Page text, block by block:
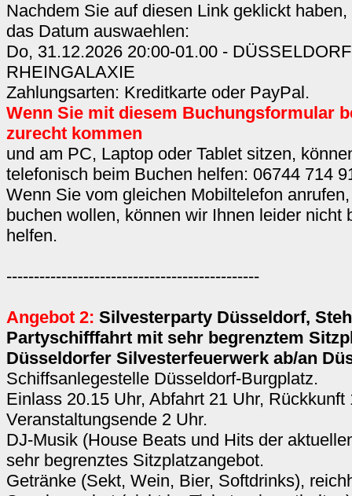
Nachdem Sie auf diesen Link geklickt
das Datum auswaehlen:
Do, 31.12.2026 20:00-01.00 -
RHEINGALAXIE
Zahlungsarten: Kreditkarte oder PayPal.
Wenn Sie mit diesem Buchungsformular
zurecht kommen
und am PC, Laptop oder Tablet sitzen,
telefonisch beim Buchen helfen: 06744 714
Wenn Sie vom gleichen Mobiltelefon
buchen wollen, können wir Ihnen leider nicht
helfen.
----------------------------------------------
Angebot 2: Silvesterparty Düsseldorf,
Partyschifffahrt mit sehr begrenztem
Düsseldorfer Silvesterfeuerwerk ab/an
Schiffsanlegestelle Düsseldorf-Burgplatz.
Einlass 20.15 Uhr, Abfahrt 21 Uhr, Rückkunft
Veranstaltungsende 2 Uhr.
DJ-Musik (House Beats und Hits der
sehr begrenztes Sitzplatzangebot.
Getränke (Sekt, Wein, Bier, Softdrinks),